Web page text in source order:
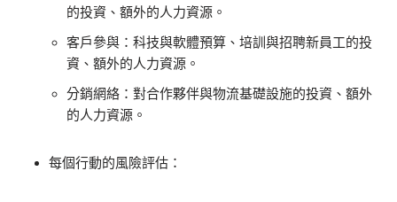
的投資、額外的人力資源。
客戶參與：科技與軟體預算、培訓與招聘新員工的投
資、額外的人力資源。
分銷網絡：對合作夥伴與物流基礎設施的投資、額外
的人力資源。
每個行動的風險評估：